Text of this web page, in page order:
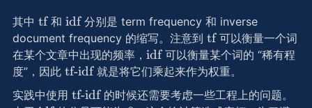
其中 \text{tf}
tf和 \text{idf}
idf分别是 term frequency 和 inverse
document frequency 的缩写。注意到 \text{tf}
tf可以衡量一个词
在某个文章中出现的频率， \text{idf}
idf可以衡量某个词的 “稀有程
度”，因此 \text{tf-
idf}
tf-idf就是将它们乘起来作为权重。
实践中使用 \text{tf-
tf-idf的时候还需要考虑一些工程上的问题。